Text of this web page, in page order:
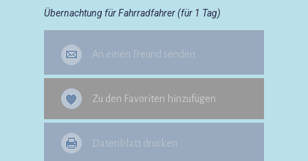
Übernachtung für Fahrradfahrer (für 1 Tag)
An einen Freund senden
Zu den Favoriten hinzufügen
Datenblatt drucken